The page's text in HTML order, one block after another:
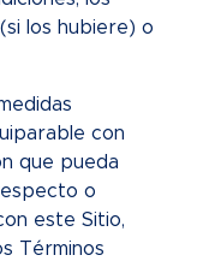
los hubiere) o
con
que pueda
o
este Sitio,
Términos